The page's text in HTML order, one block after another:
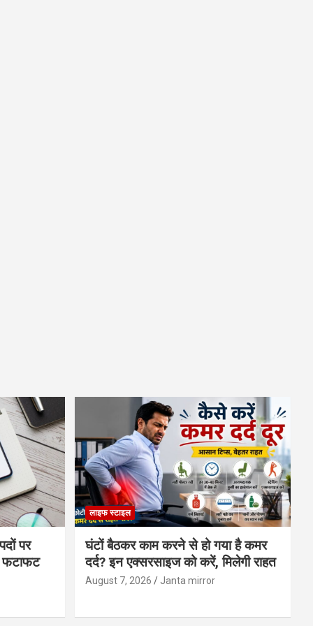
पर
फटाफट
लाइफ स्टाइल
घंटों बैठकर काम करने से हो गया है कमर
दर्द? इन एक्सरसाइज को करें, मिलेगी राहत
August 7, 2026 Janta mirror